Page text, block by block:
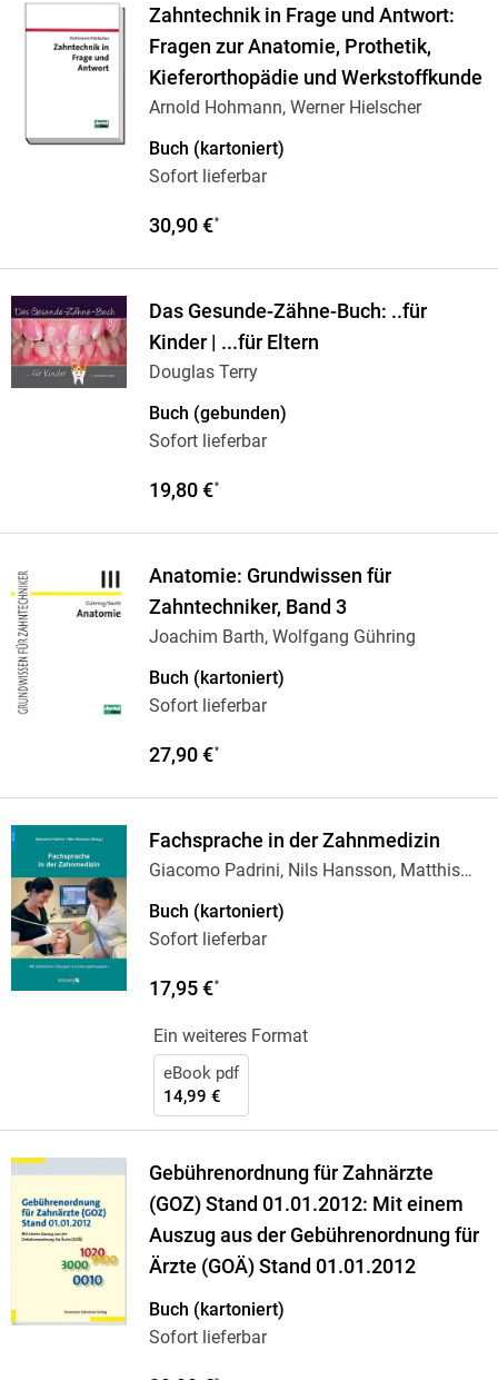
Zahntechnik in Frage und Antwort:
Fragen zur Anatomie, Prothetik,
Kieferorthopädie und Werkstoffkunde
Arnold Hohmann, Werner Hielscher
Buch (kartoniert)
Sofort lieferbar
30,90 €*
Das Gesunde-Zähne-Buch: ..für
Kinder | ...für Eltern
Douglas Terry
Buch (gebunden)
Sofort lieferbar
19,80 €*
Anatomie: Grundwissen für
Zahntechniker, Band 3
Joachim Barth, Wolfgang Gühring
Buch (kartoniert)
Sofort lieferbar
27,90 €*
Fachsprache in der Zahnmedizin
Giacomo Padrini, Nils Hansson, Matthis
Krischel,
Buch (kartoniert)
Sofort lieferbar
17,95 €*
Ein weiteres Format
eBook pdf
14,99 €
Gebührenordnung für Zahnärzte
(GOZ) Stand 01.01.2012: Mit einem
Auszug aus der Gebührenordnung für
Ärzte (GOÄ) Stand 01.01.2012
Buch (kartoniert)
Sofort lieferbar